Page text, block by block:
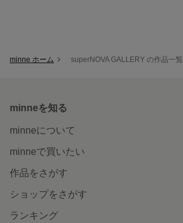
minne ホーム superNOVA GALLERY の作品一覧
minneを知る
minneについて
minneで買いたい
作品をさがす
ショップをさがす
ランキング